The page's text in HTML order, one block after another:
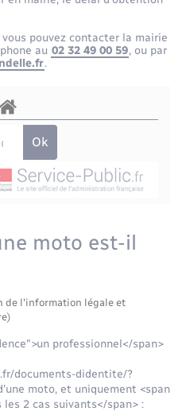
de l’espace
pouvez contacter la mairie
au 02 32 49 00 59, ou par
.
moto est-il
de l'information légale et
professionnel</span>
documents-didentite/?
moto, et uniquement <span
2 cas suivants</span> :